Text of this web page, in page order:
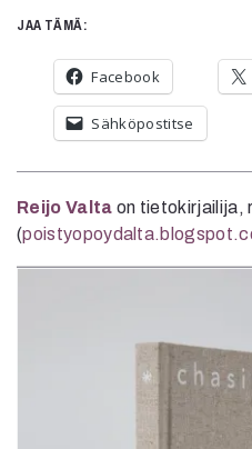
JAA TÄMÄ:
Facebook
Sähköpostitse
Reijo Valta on tietokirjailija,
(